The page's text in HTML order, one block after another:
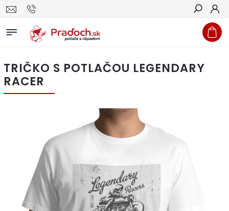
Hľadať
TRIČKO S POTLAČOU LEGENDARY
RACER